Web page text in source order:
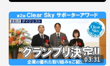
03:31